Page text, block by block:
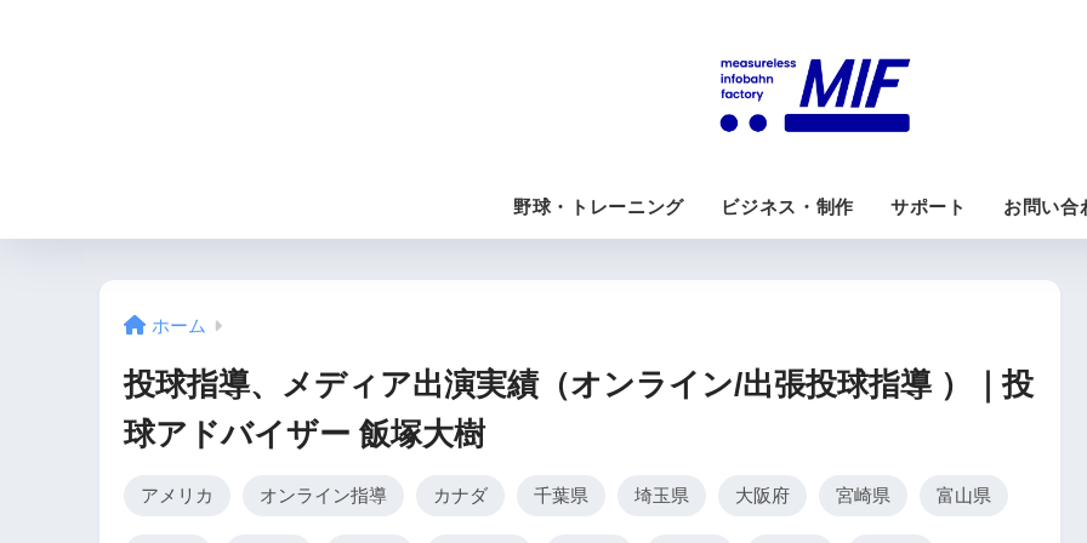
野球・トレーニング ビジネス・制作 サポート お問い合
ホーム
投球指導、メディア出演実績（オンライン/出張投球指導 ）｜投
球アドバイザー 飯塚大樹
アメリカ オンライン指導 カナダ 千葉県 埼玉県 大阪府 宮崎県 富山県